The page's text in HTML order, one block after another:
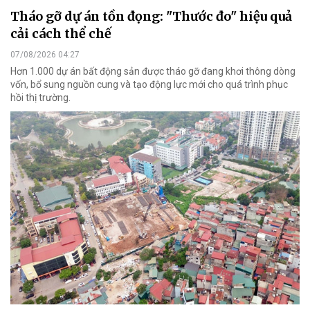
Tháo gỡ dự án tồn đọng: "Thước đo" hiệu quả
cải cách thể chế
07/08/2026 04:27
Hơn 1.000 dự án bất động sản được tháo gỡ đang khơi thông dòng
vốn, bổ sung nguồn cung và tạo động lực mới cho quá trình phục
hồi thị trường.